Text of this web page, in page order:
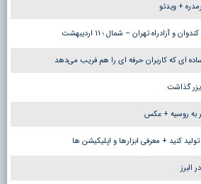
+ ویدئو
آزادراه تهران – شمال ؛ ١١ اردیبهشت
ای که کاربران حرفه ای را هم فریب می‌دهد
گذاشت
به روسیه + عکس
کنید + معرفی ابزارها و اپلیکیشن ها
البرز